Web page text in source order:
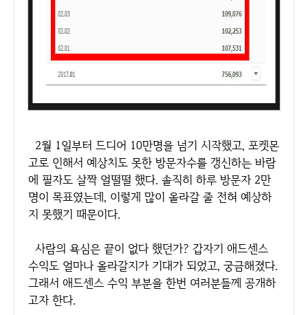
2월 1일부터 드디어 10만명을 넘기 시작했고, 포켓몬
고로 인해서 예상치도 못한 방문자수를 갱신하는 바람
에 필자도 살짝 얼떨떨 했다. 솔직히 하루 방문자 2만
명이 목표였는데, 이렇게 많이 올라갈 줄 전혀 예상하
지 못했기 때문이다.
사람의 욕심은 끝이 없다 했던가? 갑자기 애드센스
수익도 얼마나 올라갈지가 기대가 되었고, 궁금해졌다.
그래서 애드센스 수익 부분을 한번 여러분들께 공개하
고자 한다.